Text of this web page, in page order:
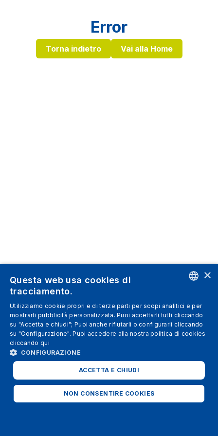
Error
Torna indietro Vai alla Home
SPANISH
ITALIAN
FRENCH
×
Questa web usa cookies di
tracciamento.
Utilizziamo cookie propri e di terze parti per scopi analitici e per
mostrarti pubblicità personalizzata. Puoi accettarli tutti cliccando
su "Accetta e chiudi"; Puoi anche rifiutarli o configurarli cliccando
su "Configurazione". Puoi accedere alla nostra politica di cookies
cliccando qui
CONFIGURAZIONE
ACCETTA E CHIUDI
NON CONSENTIRE COOKIES